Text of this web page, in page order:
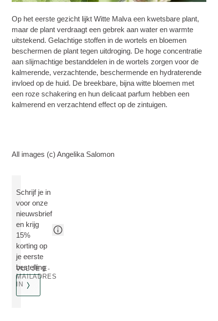
Op het eerste gezicht lijkt Witte Malva een kwetsbare plant,
maar de plant verdraagt een gebrek aan water en warmte
uitstekend. Gelachtige stoffen in de wortels en bloemen
beschermen de plant tegen uitdroging. De hoge concentratie
aan slijmachtige bestanddelen in de wortels zorgen voor de
kalmerende, verzachtende, beschermende en hydraterende
invloed op de huid. De breekbare, bijna witte bloemen met
een roze schakering en hun delicaat parfum hebben een
kalmerend en verzachtend effect op de zintuigen.
All images (c) Angelika Salomon
Schrijf je in
voor onze
nieuwsbrief
en krijg
15%
korting op
je eerste
bestelling
VUL JE E-
MAILADRES
IN